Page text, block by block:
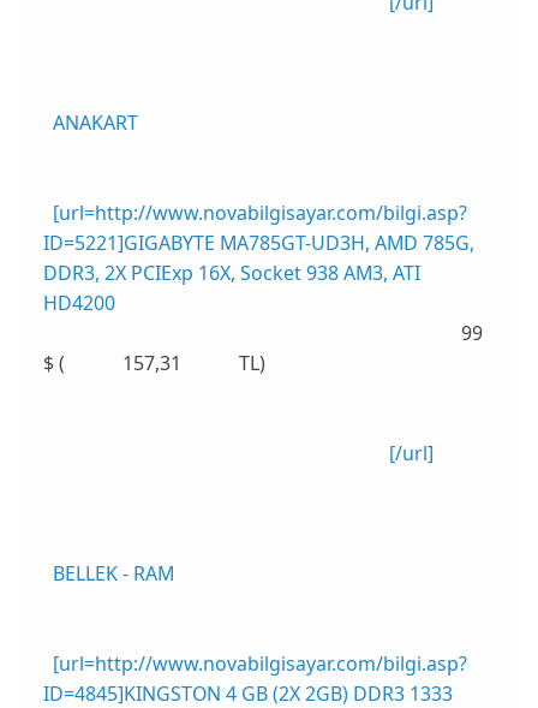
ANAKART
[url=http://www.novabilgisayar.com/bilgi.asp?
ID=5221]GIGABYTE MA785GT-UD3H, AMD 785G,
DDR3, 2X PCIExp 16X, Socket 938 AM3, ATI
HD4200
99
$ ( 157,31 TL)
[/url]
BELLEK - RAM
[url=http://www.novabilgisayar.com/bilgi.asp?
ID=4845]KINGSTON 4 GB (2X 2GB) DDR3 1333